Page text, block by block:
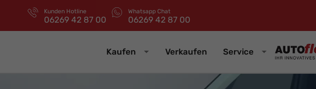
Kunden Hotline
06269 42 87 00
Whatsapp Chat
06269 42 87 00
Kaufen Verkaufen Service